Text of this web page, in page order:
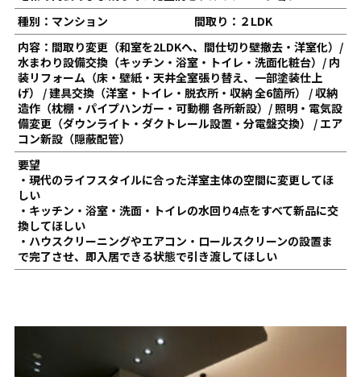
種別：マンション
間取り：２LDK
内容：間取り変更（和室を2LDKへ、間仕切り壁撤去・洋室化）/
水まわり設備交換（キッチン・浴室・トイレ・洗面化粧台）/ 内
装リフォーム（床・壁紙・天井全室張り替え、一部塗装仕上
げ） / 建具交換（洋室・トイレ・脱衣所・収納 全6箇所） / 収納
造作（枕棚・パイプハンガー・可動棚 各所新設）/ 照明・電気設
備変更（ダウンライト・ダクトレール設置・分電盤交換） / エア
コン新設（隠蔽配管）
要望
・現代のライフスタイルに合った洋室主体の空間に変更してほ
しい
・キッチン・浴室・洗面・トイレの水回り4点をすべて新品に交
換してほしい
・ハウスクリーニングやエアコン・ロールスクリーンの設置ま
で完了させ、即入居できる状態で引き渡してほしい